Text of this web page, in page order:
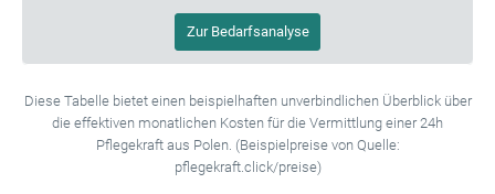
Zur Bedarfsanalyse
Diese Tabelle bietet einen beispielhaften unverbindlichen Überblick über
die effektiven monatlichen Kosten für die Vermittlung einer 24h
Pflegekraft aus Polen. (Beispielpreise von Quelle:
pflegekraft.click/preise)